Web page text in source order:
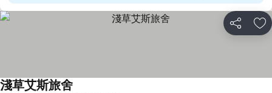
分享 放
淺草艾斯旅舍